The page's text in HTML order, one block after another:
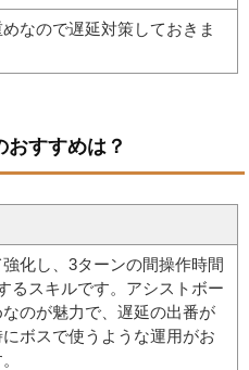
なので遅延対策しておきま
おすすめは？
化し、3ターンの間操作時間
るスキルです。アシストボー
のが魅力で、遅延の出番が
ボスで使うような運用がお